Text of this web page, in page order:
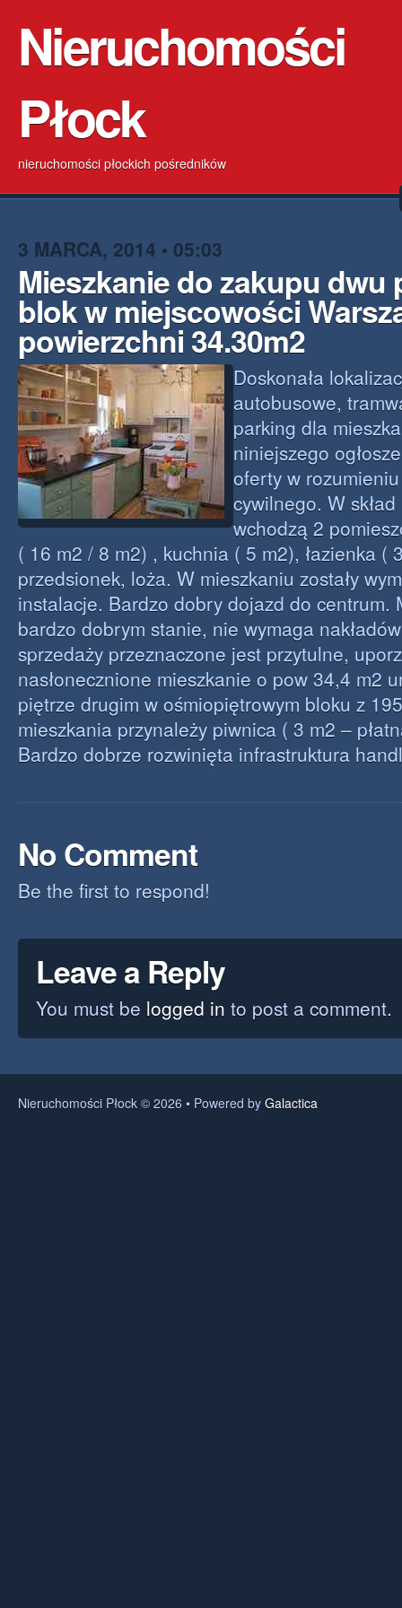
Nieruchomości
Płock
nieruchomości płockich pośredników
3 MARCA, 2014 • 05:03
Mieszkanie do zakupu dwu
blok w miejscowości
powierzchni 34.30m2
Doskonała
autobusowe,
parking dla
niniejszego
oferty w
cywilnego. W
wchodzą 2
( 16 m2 / 8 m2) , kuchnia ( 5 m2), łazienka (
przedsionek, loża. W mieszkaniu zostały
instalacje. Bardzo dobry dojazd do centrum.
bardzo dobrym stanie, nie wymaga
sprzedaży przeznaczone jest przytulne,
nasłonecznione mieszkanie o pow 34,4 m2
piętrze drugim w ośmiopiętrowym bloku z
mieszkania przynależy piwnica ( 3 m2 –
Bardzo dobrze rozwinięta infrastruktura
No Comment
Be the first to respond!
Leave a Reply
You must be logged in to post a comment.
Nieruchomości Płock © 2026 • Powered by Galactica